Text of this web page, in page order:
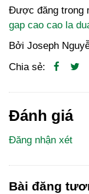
Được đăng trong
gap cao cao la
Bởi Joseph
Chia sẻ:
Đánh giá
Đăng nhận xét
Bài đăng